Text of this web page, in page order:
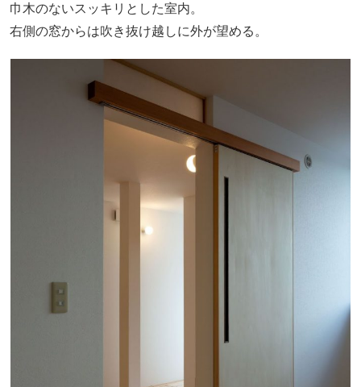
巾木のないスッキリとした室内。
右側の窓からは吹き抜け越しに外が望める。